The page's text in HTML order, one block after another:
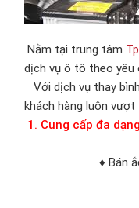
Nằm tại trung tâm
dịch vụ ô tô theo yêu
Với dịch vụ thay
khách hàng luôn
1. Cung cấp đa
♦ Bán ắc
♦ Bán ắc